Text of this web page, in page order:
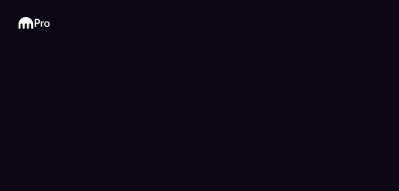
Kraken
Pro